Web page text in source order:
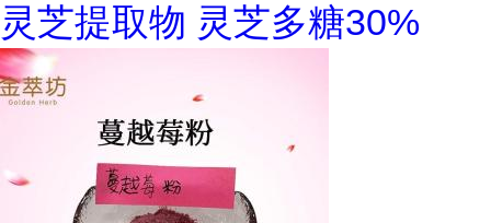
灵芝提取物 灵芝多糖30%